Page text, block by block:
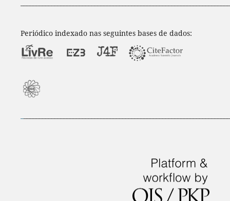
Periódico indexado nas seguintes bases de dados: